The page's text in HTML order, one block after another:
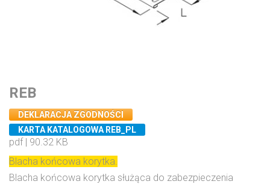
REB
DEKLARACJA ZGODNOŚCI
KARTA KATALOGOWA REB_PL
pdf | 90.32 KB
Blacha końcowa korytka.
Blacha końcowa korytka służąca do zabezpieczenia